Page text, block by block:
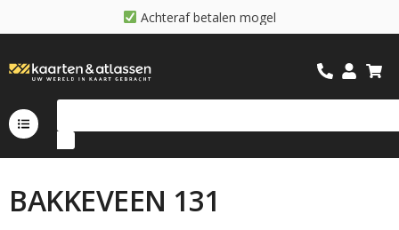
Achteraf betalen mogel
BAKKEVEEN 131